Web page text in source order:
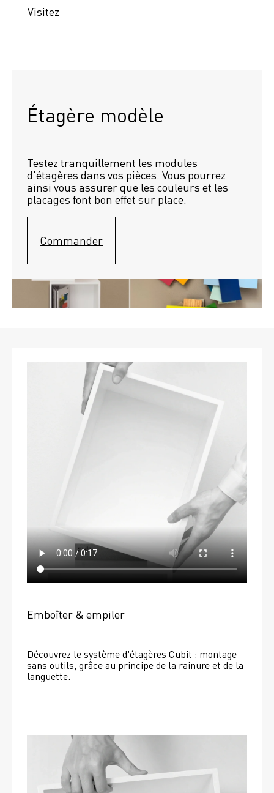
Visitez
Étagère modèle
Testez tranquillement les modules
d'étagères dans vos pièces. Vous pourrez
ainsi vous assurer que les couleurs et les
placages font bon effet sur place.
Commander
Emboîter & empiler
Découvrez le système d'étagères Cubit : montage
sans outils, grâce au principe de la rainure et de la
languette.